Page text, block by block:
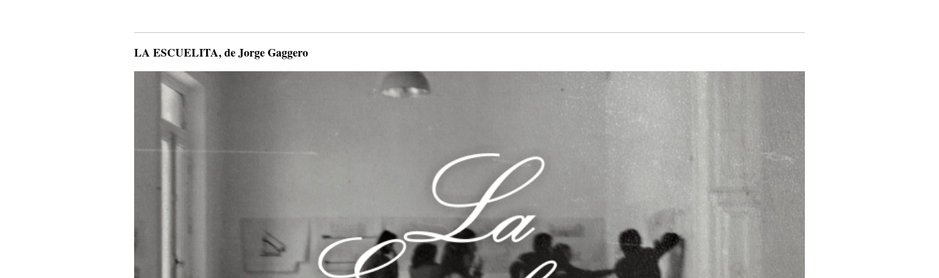
LA ESCUELITA, de Jorge Gaggero